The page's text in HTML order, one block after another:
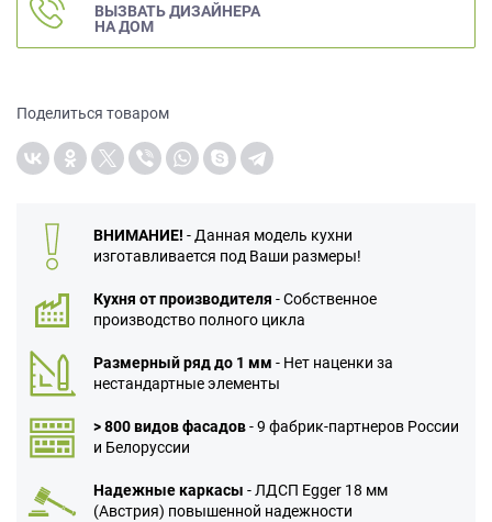
ВЫЗВАТЬ ДИЗАЙНЕРА
НА ДОМ
Поделиться товаром
ВНИМАНИЕ! - Данная модель кухни
изготавливается под Ваши размеры!
Кухня от производителя - Собственное
производство полного цикла
Размерный ряд до 1 мм - Нет наценки за
нестандартные элементы
> 800 видов фасадов- 9 фабрик-партнеров России
и Белоруссии
Надежные каркасы - ЛДСП Egger 18 мм
(Австрия) повышенной надежности